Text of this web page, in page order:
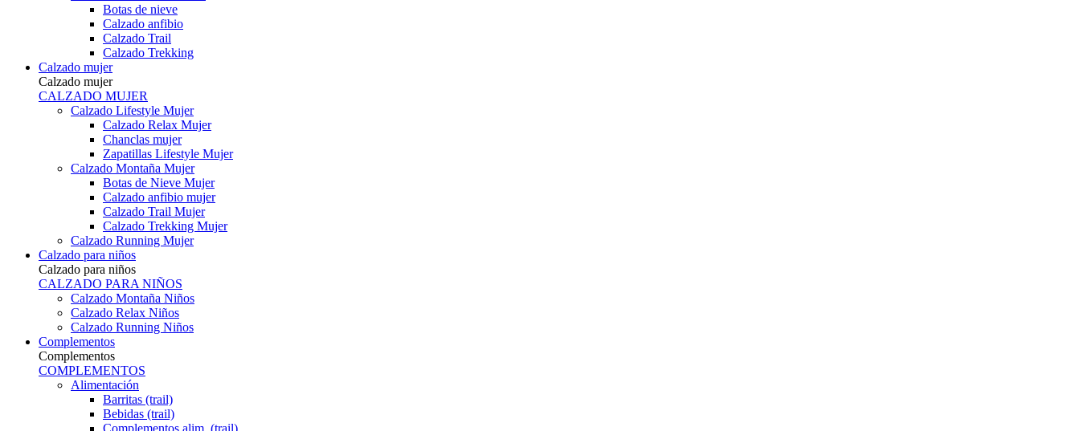
Botas de nieve
Calzado anfibio
Calzado Trail
Calzado Trekking
Calzado mujer
Calzado mujer
CALZADO MUJER
Calzado Lifestyle Mujer
Calzado Relax Mujer
Chanclas mujer
Zapatillas Lifestyle Mujer
Calzado Montaña Mujer
Botas de Nieve Mujer
Calzado anfibio mujer
Calzado Trail Mujer
Calzado Trekking Mujer
Calzado Running Mujer
Calzado para niños
Calzado para niños
CALZADO PARA NIÑOS
Calzado Montaña Niños
Calzado Relax Niños
Calzado Running Niños
Complementos
Complementos
COMPLEMENTOS
Alimentación
Barritas (trail)
Bebidas (trail)
Complementos alim. (trail)